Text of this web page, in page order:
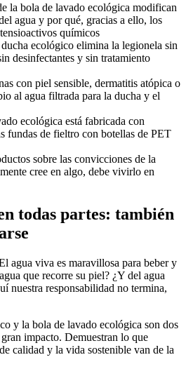
la bola de lavado ecológica modifican
agua y por qué, gracias a ello, los
químicos
ecológico elimina la legionela sin
desinfectantes y sin tratamiento
con piel sensible, dermatitis atópica o
al agua filtrada para la ducha y el
ecológica está fabricada con
fundas de fieltro con botellas de PET
sobre las convicciones de la
cree en algo, debe vivirlo en
todas partes: también
agua viva es maravillosa para beber y
que recorre su piel? ¿Y del agua
nuestra responsabilidad no termina,
y la bola de lavado ecológica son dos
impacto. Demuestran lo que
calidad y la vida sostenible van de la